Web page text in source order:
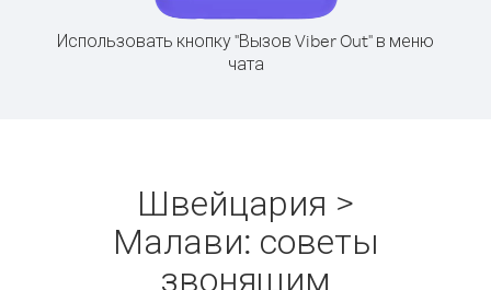
Использовать кнопку "Вызов Viber Out" в меню
чата
Швейцария >
Малави: советы
звонящим